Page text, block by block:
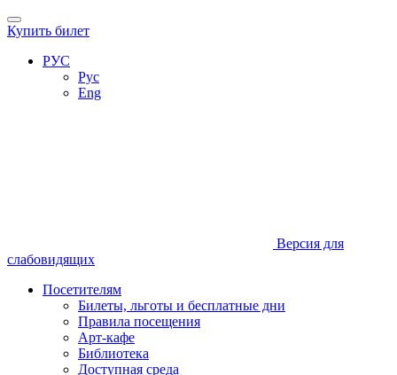
Купить билет
РУС
Рус
Eng
Версия для
слабовидящих
Посетителям
Билеты, льготы и бесплатные дни
Правила посещения
Арт-кафе
Библиотека
Доступная среда